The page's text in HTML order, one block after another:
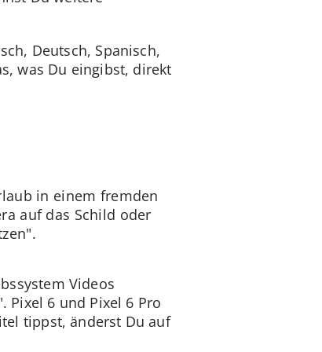
Deutsch, Spanisch,
was Du eingibst, direkt
in einem fremden
auf das Schild oder
Videos
6 und Pixel 6 Pro
tippst, änderst Du auf